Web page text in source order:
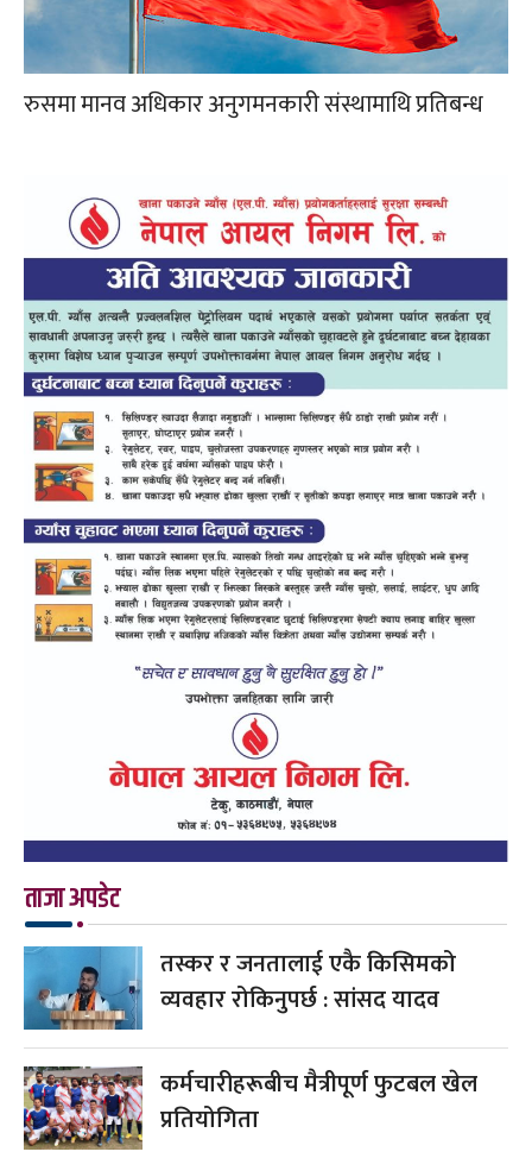
रुसमा मानव अधिकार अनुगमनकारी संस्थामाथि प्रतिबन्ध
ताजा अपडेट
तस्कर र जनतालाई एकै किसिमको
व्यवहार रोकिनुपर्छ : सांसद यादव
कर्मचारीहरूबीच मैत्रीपूर्ण फुटबल खेल
प्रतियोगिता